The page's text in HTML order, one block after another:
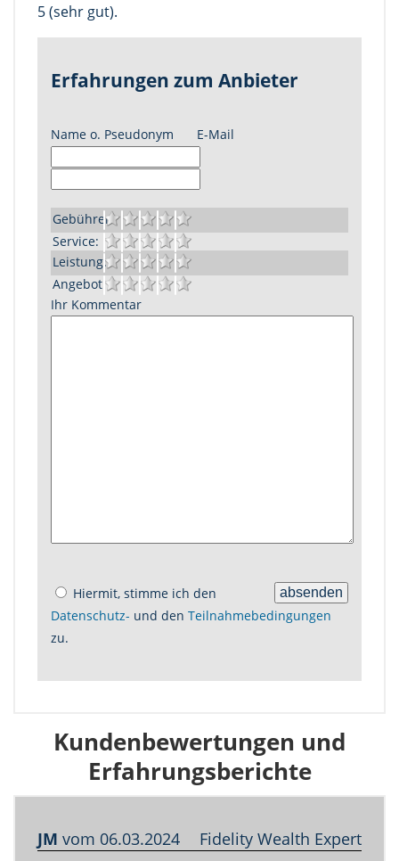
5 (sehr gut).
Erfahrungen zum Anbieter
Name o. Pseudonym E-Mail
Gebühren:
Service:
Leistung:
Angebot:
Ihr Kommentar
Hiermit, stimme ich den
Datenschutz- und den Teilnahmebedingungen
zu.
Kundenbewertungen und
Erfahrungsberichte
JM vom 06.03.2024 Fidelity Wealth Expert